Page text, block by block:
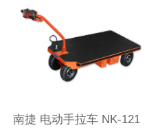
南捷 电动手拉车 NK-121